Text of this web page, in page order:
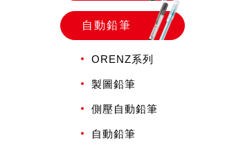
自動鉛筆
ORENZ系列
製圖鉛筆
側壓自動鉛筆
自動鉛筆